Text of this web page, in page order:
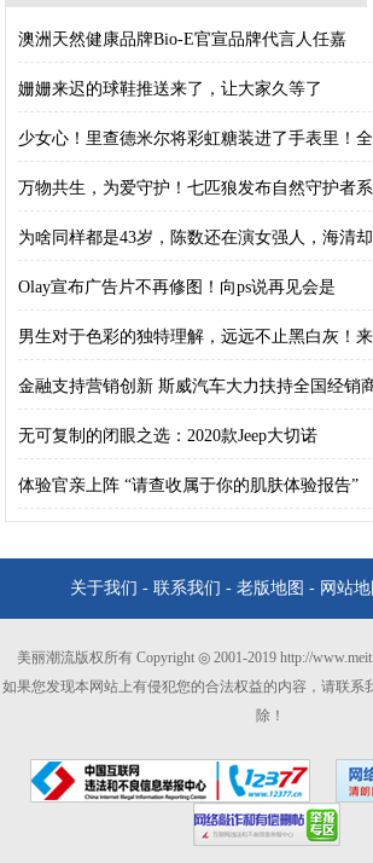
澳洲天然健康品牌Bio-E官宣品牌代言人任嘉
姗姗来迟的球鞋推送来了，让大家久等了
少女心！里查德米尔将彩虹糖装进了手表里！
万物共生，为爱守护！七匹狼发布自然守护者系
为啥同样都是43岁，陈数还在演女强人，海清却
Olay宣布广告片不再修图！向ps说再见会是
男生对于色彩的独特理解，远远不止黑白灰！
金融支持营销创新 斯威汽车大力扶持全国经销
无可复制的闭眼之选：2020款Jeep大切诺
体验官亲上阵 “请查收属于你的肌肤体验报告”
关于我们 - 联系我们 - 老版地图 - 网站地
美丽潮流版权所有 Copyright ◎ 2001-2019 http://
如果您发现本网站上有侵犯您的合法权益的内容，请联系
除！